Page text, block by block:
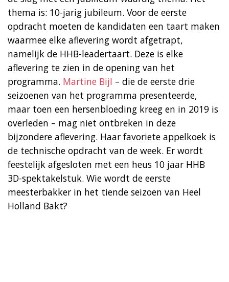
thema is: 10-jarig jubileum. Voor de eerste
opdracht moeten de kandidaten een taart maken
waarmee elke aflevering wordt afgetrapt,
namelijk de HHB-leadertaart. Deze is elke
aflevering te zien in de opening van het
programma. Martine Bijl – die de eerste drie
seizoenen van het programma presenteerde,
maar toen een hersenbloeding kreeg en in 2019 is
overleden – mag niet ontbreken in deze
bijzondere aflevering. Haar favoriete appelkoek is
de technische opdracht van de week. Er wordt
feestelijk afgesloten met een heus 10 jaar HHB
3D-spektakelstuk. Wie wordt de eerste
meesterbakker in het tiende seizoen van Heel
Holland Bakt?